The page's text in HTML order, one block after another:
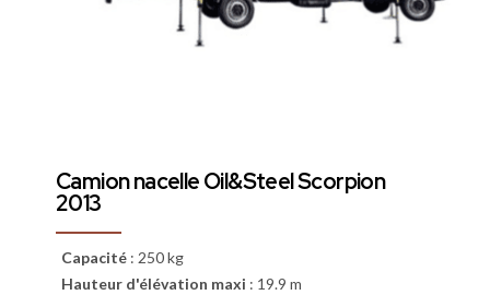
Camion nacelle Oil&Steel Scorpion
2013
Capacité : 250 kg
Hauteur d'élévation maxi : 19.9 m